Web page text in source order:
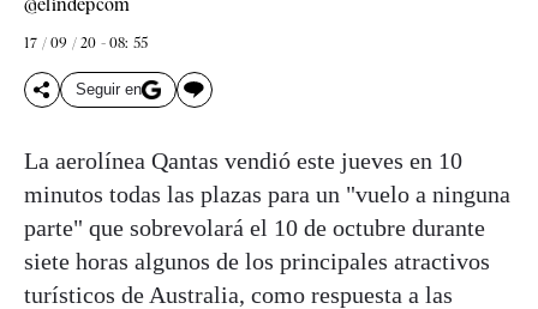
17 / 09 / 20 - 08: 55
Seguir en
La aerolínea Qantas vendió este jueves en 10
minutos todas las plazas para un "vuelo a ninguna
parte" que sobrevolará el 10 de octubre durante
siete horas algunos de los principales atractivos
turísticos de Australia, como respuesta a las